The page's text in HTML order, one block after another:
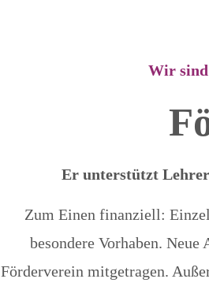
Wir sind
Er unterstützt
Zum Einen finanziell:
besondere Vorhaben.
Förderverein mitgetragen.